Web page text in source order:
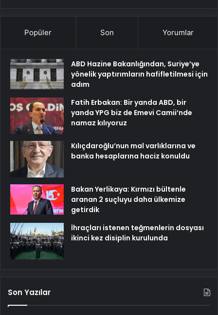
Popüler Son Yorumlar
ABD Hazine Bakanlığından, Suriye’ye
yönelik yaptırımların hafifletilmesi için
adım
Fatih Erbakan: Bir yanda ABD, bir
yanda YPG biz de Emevi Camii’nde
namaz kılıyoruz
Kılıçdaroğlu’nun mal varlıklarına ve
banka hesaplarına haciz konuldu
Bakan Yerlikaya: Kırmızı bültenle
aranan 2 suçluyu daha ülkemize
getirdik
İhraçları istenen teğmenlerin dosyası
ikinci kez disiplin kurulunda
Son Yazılar